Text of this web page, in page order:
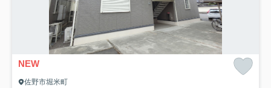
NEW
佐野市堀米町